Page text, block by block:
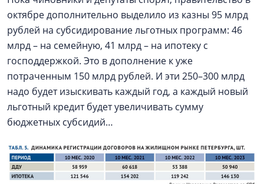
октябре дополнительно выделило из казны 95 млрд
рублей на субсидирование льготных программ: 46
млрд – на семейную, 41 млрд – на ипотеку с
господдержкой. Это в дополнение к уже
потраченным 150 млрд рублей. И эти 250–300 млрд
надо будет изыскивать каждый год, а каждый новый
льготный кредит будет увеличивать сумму
бюджетных субсидий…